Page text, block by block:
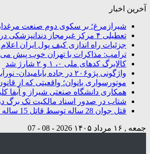
آخرین اخبار
شیرازمرغ؛ بر سکوی دوم صنعت
تعطیلی ۴ مرکز غیرمجاز دندانپزشکی در شیراز از ابتدای مردادماه تاکنون
جزئیات راه اندازی کیف پول ایران
ترامپ: مذاکرات با تهران خوب پیش
کالابرگ کدهای ملی ۰، ۱ و ۲ شارژ شد
واژگونی پژو۲۰۶ در جاده بابامیدان- نورآباد با ۳ مصدوم
موتورسواری بانوان؛ واقعیتی که از
همکاری دانشگاه صنعتی شیراز و آبفا
شتاب در صدور اسناد مالکیت تک برگ
قتل جوان 28 ساله توسط قاتل 15 ساله در کازرون
جمعه , ۱۶ مرداد ۱۴۰۵ 2026 - 08 - 07